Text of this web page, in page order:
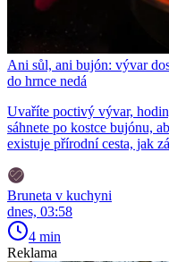
Ani sůl, ani bujón: vývar
do hrnce nedá
Uvaříte poctivý vývar,
sáhnete po kostce bujónu,
existuje přírodní cesta, jak
Bruneta v kuchyni
dnes, 03:58
4 min
Reklama